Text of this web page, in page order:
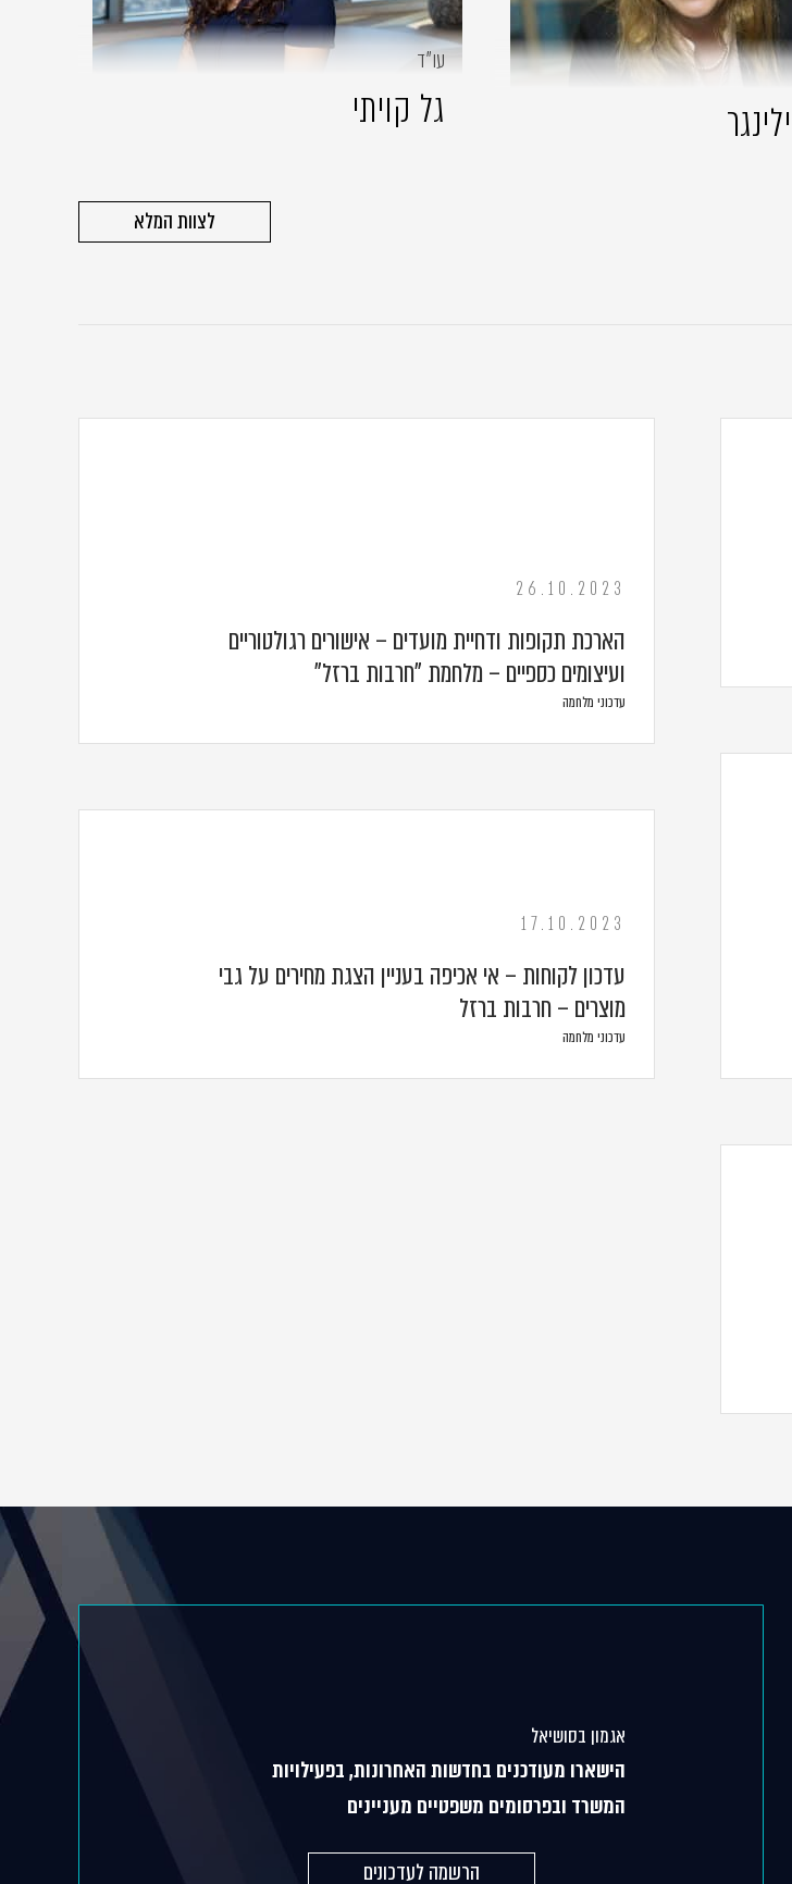
עו״ד
גל קויתי
לצוות המלא
26.10.2023
הארכת תקופות ודחיית מועדים – אישורים רגולטוריים
ועיצומים כספיים – מלחמת "חרבות ברזל"
עדכוני מלחמה
17.10.2023
עדכון לקוחות – אי אכיפה בעניין הצגת מחירים על גבי
מוצרים – חרבות ברזל
עדכוני מלחמה
אגמון בסושיאל
הישארו מעודכנים בחדשות האחרונות, בפעילויות
המשרד ובפרסומים משפטיים מעניינים
הרשמה לעדכונים